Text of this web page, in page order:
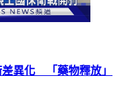
異化 「藥物釋放」